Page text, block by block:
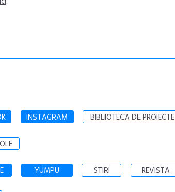
INSTAGRAM BIBLIOTECA DE PROIECTE
YUMPU STIRI REVISTA